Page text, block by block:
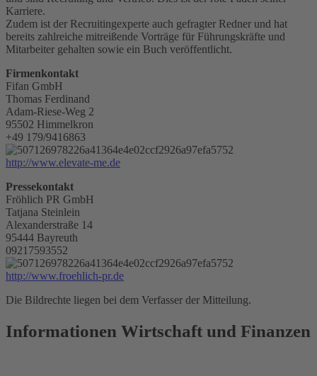
Karriere.
Zudem ist der Recruitingexperte auch gefragter Redner und hat
bereits zahlreiche mitreißende Vorträge für Führungskräfte und
Mitarbeiter gehalten sowie ein Buch veröffentlicht.
Firmenkontakt
Fifan GmbH
Thomas Ferdinand
Adam-Riese-Weg 2
95502 Himmelkron
+49 179/9416863
http://www.elevate-me.de
Pressekontakt
Fröhlich PR GmbH
Tatjana Steinlein
Alexanderstraße 14
95444 Bayreuth
09217593552
http://www.froehlich-pr.de
Die Bildrechte liegen bei dem Verfasser der Mitteilung.
Informationen Wirtschaft und Finanzen